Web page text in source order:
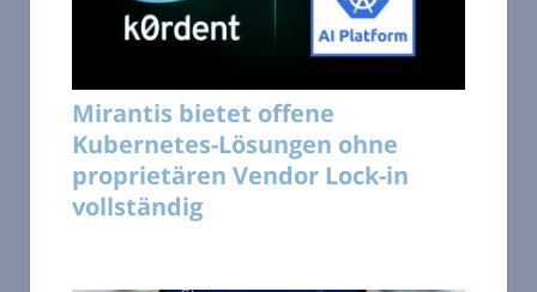
Mirantis bietet offene
Kubernetes-Lösungen ohne
proprietären Vendor Lock-in
vollständig